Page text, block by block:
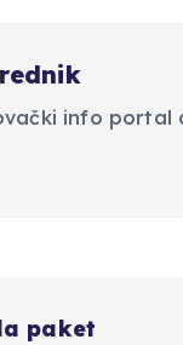
info portal
paket